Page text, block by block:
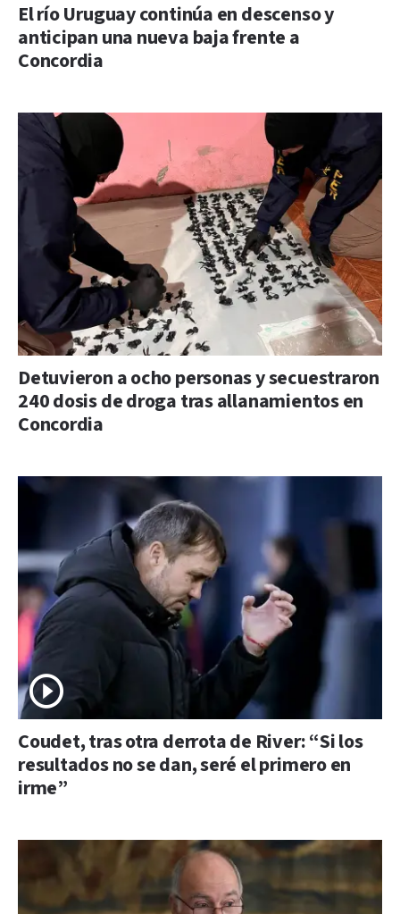
El río Uruguay continúa en descenso y
anticipan una nueva baja frente a
Concordia
Detuvieron a ocho personas y secuestraron
240 dosis de droga tras allanamientos en
Concordia
Coudet, tras otra derrota de River: “Si los
resultados no se dan, seré el primero en
irme”